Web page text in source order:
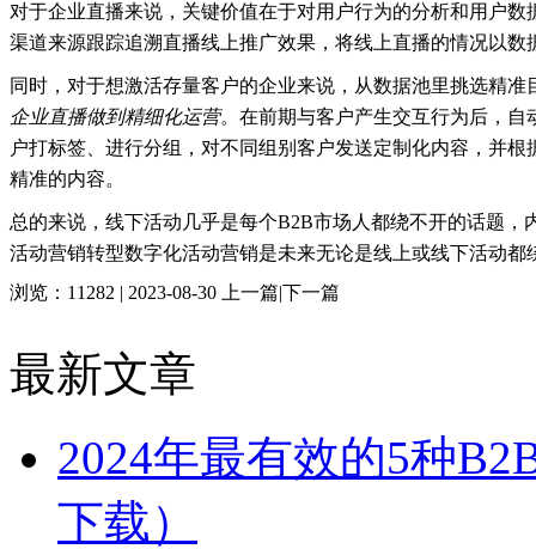
对于企业直播来说，关键价值在于对用户行为的分析和用户
渠道来源跟踪追溯直播线上推广效果，将线上直播的情况以
同时，对于想激活存量客户的企业来说，从数据池里挑选精
企业直播做到精细化运营。在前期与客户产生交互行为后，
户打标签、进行分组，对不同组别客户发送定制化内容，并
精准的内容。
总的来说，线下活动几乎是每个B2B市场人都绕不开的话题
活动营销转型数字化活动营销是未来无论是线上或线下活动都
浏览：11282 | 2023-08-30
上一篇|下一篇
最新文章
2024年最有效的5种
下载）